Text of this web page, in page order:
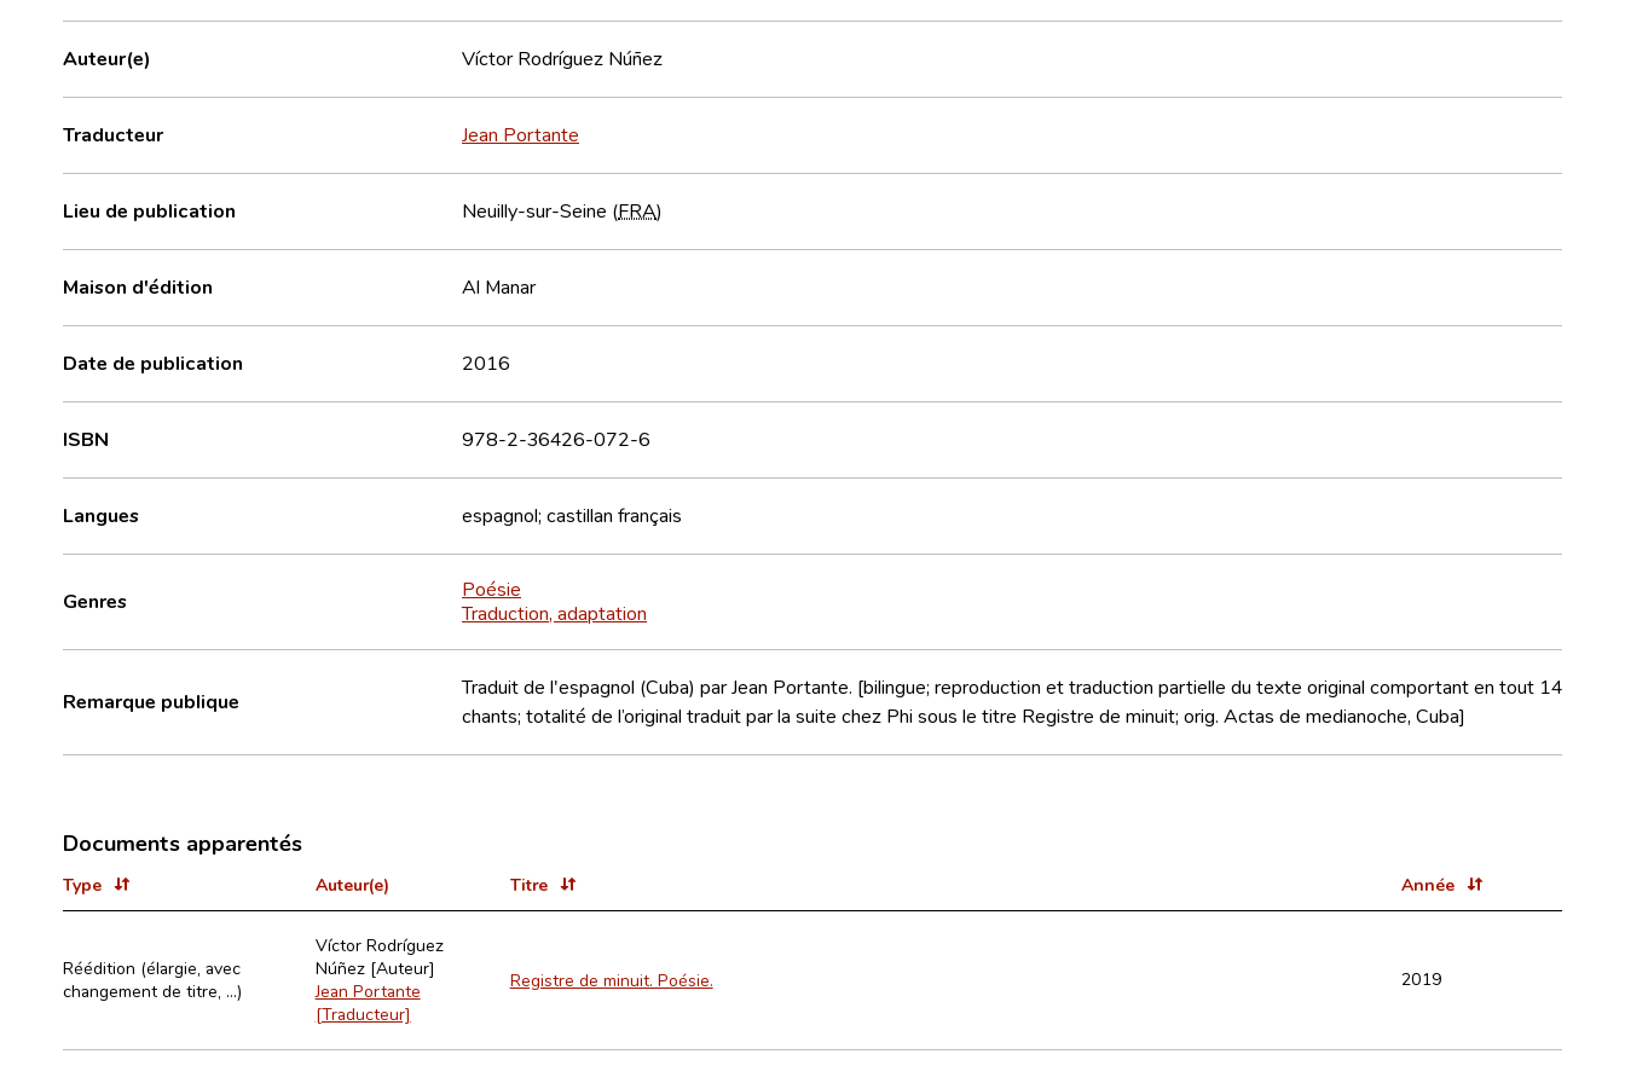
Auteur(e) Víctor Rodríguez Núñez
Traducteur Jean Portante
Lieu de publication Neuilly-sur-Seine (FRA)
Maison d'édition Al Manar
Date de publication 2016
ISBN 978-2-36426-072-6
Langues espagnol; castillan français
Genres
Poésie
Traduction, adaptation
Remarque publique
Traduit de l'espagnol (Cuba) par Jean Portante. [bilingue; reproduction et traduction partielle du texte original comportant en tout 14
chants; totalité de l’original traduit par la suite chez Phi sous le titre Registre de minuit; orig. Actas de medianoche, Cuba]
Documents apparentés
Type Auteur(e) Titre Année
Réédition (élargie, avec
changement de titre, ...)
Víctor Rodríguez
Núñez [Auteur]
Jean Portante
[Traducteur]
Registre de minuit. Poésie. 2019